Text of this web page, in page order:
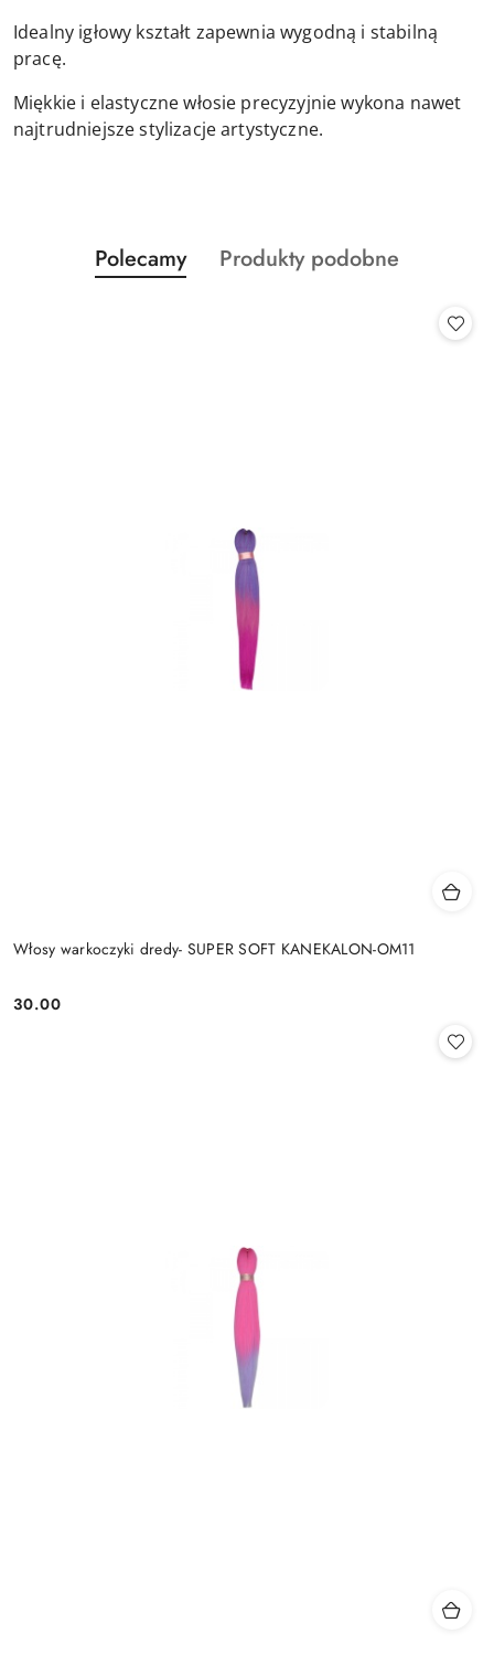
Idealny igłowy kształt zapewnia wygodną i stabilną
pracę.
Miękkie i elastyczne włosie precyzyjnie wykona nawet
najtrudniejsze stylizacje artystyczne.
Pomiń karuzelę produktów
Produkty
o
Polecamy
Produkty
Produkty podobne
Włosy warkoczyki dredy- SUPER SOFT KANEKALON-OM11
Cena:
30.00